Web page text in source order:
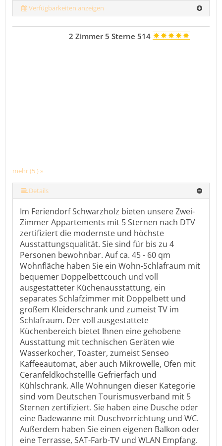
Verfügbarkeiten anzeigen
mehr (5 ) »
mehr (5 ) »
2 Zimmer 5 Sterne 514
Details
Im Feriendorf Schwarzholz bieten unsere Zwei-
Zimmer Appartements mit 5 Sternen nach DTV
zertifiziert die modernste und höchste
Ausstattungsqualität. Sie sind für bis zu 4
Personen bewohnbar. Auf ca. 45 - 60 qm
Wohnfläche haben Sie ein Wohn-Schlafraum mit
bequemer Doppelbettcouch und voll
ausgestatteter Küchenausstattung, ein
separates Schlafzimmer mit Doppelbett und
großem Kleiderschrank und zumeist TV im
Schlafraum. Der voll ausgestattete
Küchenbereich bietet Ihnen eine gehobene
Ausstattung mit technischen Geräten wie
Wasserkocher, Toaster, zumeist Senseo
Kaffeeautomat, aber auch Mikrowelle, Ofen mit
Ceranfeldkochstellle Gefrierfach und
Kühlschrank. Alle Wohnungen dieser Kategorie
sind vom Deutschen Tourismusverband mit 5
Sternen zertifiziert. Sie haben eine Dusche oder
eine Badewanne mit Duschvorrichtung und WC.
Außerdem haben Sie einen eigenen Balkon oder
eine Terrasse, SAT-Farb-TV und WLAN Empfang.